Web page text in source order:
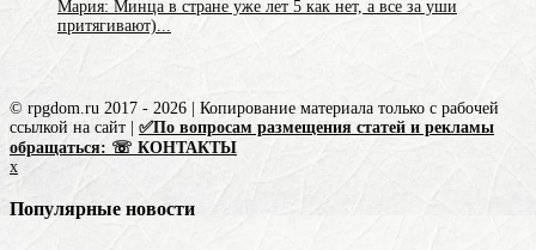
Мария: Минца в стране уже лет 5 как нет, а все за уши
притягивают)...
© rpgdom.ru 2017 - 2026 | Копирование материала только с рабочей
ссылкой на сайт | ✅По вопросам размещения статей и рекламы
обращаться: ☏ КОНТАКТЫ
x
Популярные новости